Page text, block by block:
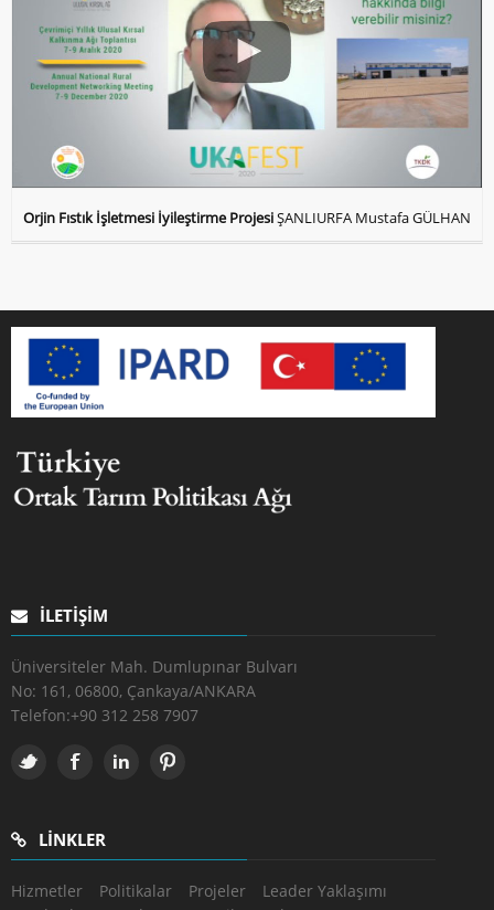
Orjin Fıstık İşletmesi İyileştirme ProjesiŞANLIURFA Mustafa GÜLHAN
İLETIŞIM
Üniversiteler Mah. Dumlupınar Bulvarı
No: 161, 06800, Çankaya/ANKARA
Telefon:+90 312 258 7907
LINKLER
Hizmetler Politikalar Projeler
Leader Yaklaşımı